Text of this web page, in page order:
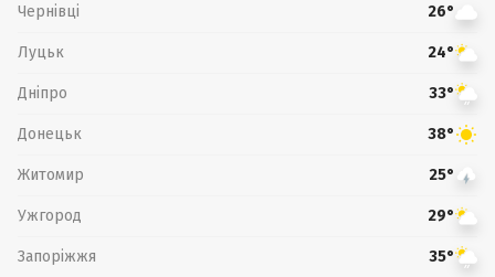
Чернівці 26°
Луцьк 24°
Дніпро 33°
Донецьк 38°
Житомир 25°
Ужгород 29°
Запоріжжя 35°